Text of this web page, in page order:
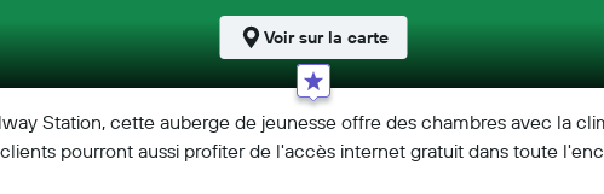
Station, cette auberge de jeunesse offre des chambres avec la
pourront aussi profiter de l'accès internet gratuit dans toute
Voir sur la carte